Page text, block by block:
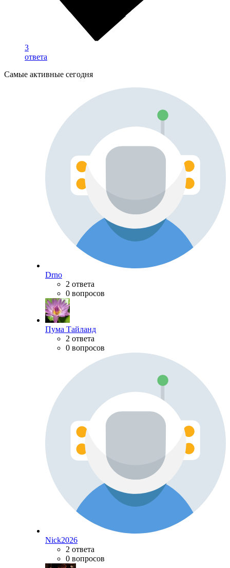
3
ответа
Самые активные сегодня
Drno
2 ответа
0 вопросов
Пума Тайланд
2 ответа
0 вопросов
Nick2026
2 ответа
0 вопросов